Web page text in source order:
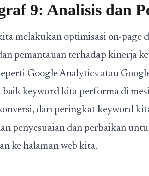
9: Analisis dan
melakukan optimisasi on-
pemantauan terhadap kinerja
Google Analytics atau
baik keyword kita performa di
dan peringkat keyword
penyesuaian dan perbaikan
ke halaman web kita.